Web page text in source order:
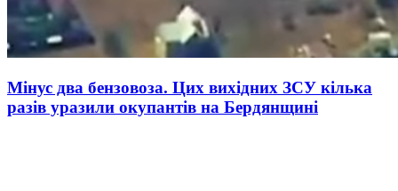
Мінус два бензовоза. Цих вихідних ЗСУ кілька
разів уразили окупантів на Бердянщині